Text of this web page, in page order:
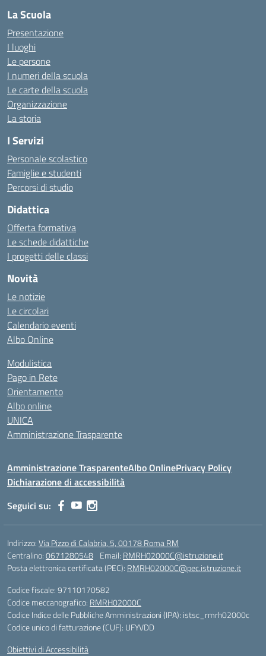
La Scuola
Presentazione
I luoghi
Le persone
I numeri della scuola
Le carte della scuola
Organizzazione
La storia
I Servizi
Personale scolastico
Famiglie e studenti
Percorsi di studio
Didattica
Offerta formativa
Le schede didattiche
I progetti delle classi
Novità
Le notizie
Le circolari
Calendario eventi
Albo Online
Modulistica
Pago in Rete
Orientamento
Albo online
UNICA
Amministrazione Trasparente
Amministrazione TrasparenteAlbo OnlinePrivacy Policy
Dichiarazione di accessibilità
Seguici su:
Indirizzo:Via Pizzo di Calabria, 5, 00178 Roma RM
Centralino:0671280548 Email: RMRH02000C@istruzione.it
Posta elettronica certificata (PEC): RMRH02000C@pec.istruzione.it
Codice fiscale: 97110170582
Codice meccanografico: RMRH02000C
Codice Indice delle Pubbliche Amministrazioni (IPA): istsc_rmrh02000c
Codice unico di fatturazione (CUF): UFYVDD
Obiettivi di Accessibilità